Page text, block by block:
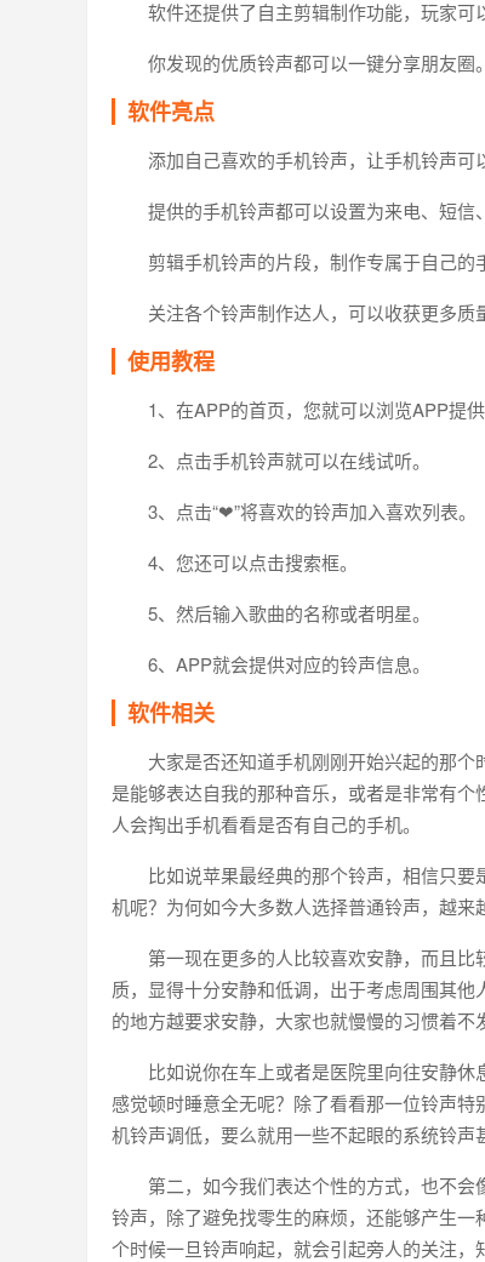
软件还提供了自主剪辑制作功能，玩家可
你发现的优质铃声都可以一键分享朋友圈。
软件亮点
添加自己喜欢的手机铃声，让手机铃声可
提供的手机铃声都可以设置为来电、短信
剪辑手机铃声的片段，制作专属于自己的
关注各个铃声制作达人，可以收获更多质
使用教程
1、在APP的首页，您就可以浏览APP提供
2、点击手机铃声就可以在线试听。
3、点击“❤”将喜欢的铃声加入喜欢列表。
4、您还可以点击搜索框。
5、然后输入歌曲的名称或者明星。
6、APP就会提供对应的铃声信息。
软件相关
大家是否还知道手机刚刚开始兴起的那
是能够表达自我的那种音乐，或者是非常有
人会掏出手机看看是否有自己的手机。
比如说苹果最经典的那个铃声，相信只
机呢？为何如今大多数人选择普通铃声，越来
第一现在更多的人比较喜欢安静，而且
质，显得十分安静和低调，出于考虑周围其
的地方越要求安静，大家也就慢慢的习惯着不
比如说你在车上或者是医院里向往安静
感觉顿时睡意全无呢？除了看看那一位铃声
机铃声调低，要么就用一些不起眼的系统铃声
第二，如今我们表达个性的方式，也不
铃声，除了避免找零生的麻烦，还能够产生
个时候一旦铃声响起，就会引起旁人的关注，